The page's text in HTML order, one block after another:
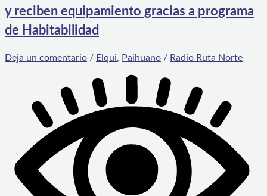
y reciben equipamiento gracias a programa
de Habitabilidad
Deja un comentario / Elqui, Paihuano / Radio Ruta Norte